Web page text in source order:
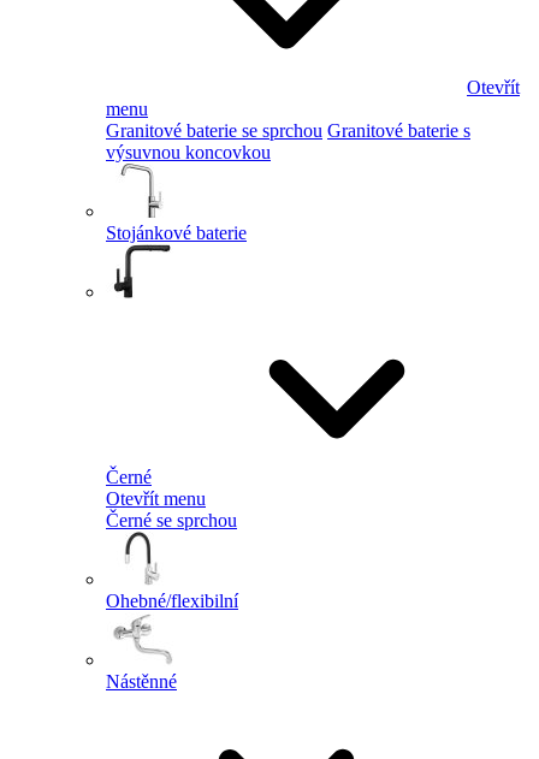
Otevřít
menu
Granitové baterie se sprchou Granitové baterie s
výsuvnou koncovkou
Stojánkové baterie
Černé
Otevřít menu
Černé se sprchou
Ohebné/flexibilní
Nástěnné